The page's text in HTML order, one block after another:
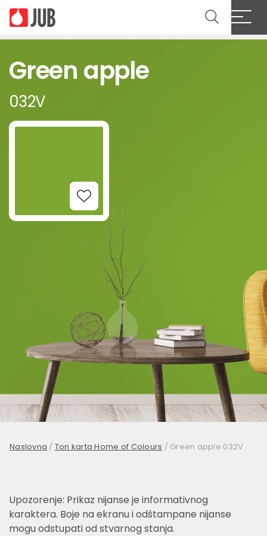
Green apple
032V
Add to Wishlist
Naslovna / Ton karta Home of Colours / Green apple 032V
Upozorenje: Prikaz nijanse je informativnog
karaktera. Boje na ekranu i odštampane nijanse
mogu odstupati od stvarnog stanja.